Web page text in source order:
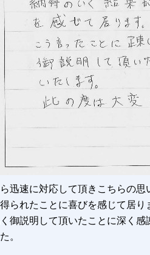
迅速に対応して頂きこちらの
られたことに喜びを感じて居
御説明して頂いたことに深く
。